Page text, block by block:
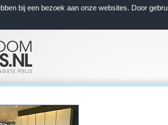
bij een bezoek aan onze websites. Door